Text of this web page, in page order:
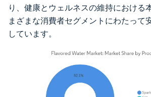
り、健康とウェルネスの維持における
まざまな消費者セグメントにわたって
しています。